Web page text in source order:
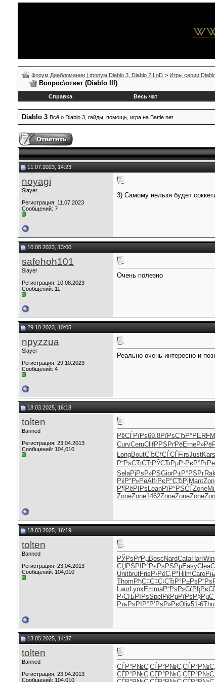
Форум Диабломании | форум Diablo 3, Diablo 2 LoD > Игры серии
Вопрос\ответ (Diablo III)
Справка
Весь чат
Diablo 3 Всё о Diablo 3, гайды, помощь, игра на Battle.net
11.07.2023, 14:23
noyagi
Slayer
Регистрация: 11.07.2023
Сообщений: 7
3) Самому нельзя будет
10.08.2023, 13:00
safehoh101
Slayer
Регистрация: 10.08.2023
Сообщений: 11
Очень полезно
29.10.2023, 10:05
npyzzua
Slayer
Регистрация: 29.10.2023
Сообщений: 4
Реально очень интересно и
18.03.2025, 16:18
tolten
Banned
Регистрация: 23.04.2013
Сообщений: 104,010
РёСЃРїРѕ69.8РїРѕСЂР°PERF
CurvCeruClifРРЅРґРёErne
LongBoutСЂСѓСЃСЃFirsJustKars
Р“РѕСЂСЋ РЎСЂРµР· РєР°РїРё
SelaРјРѕР»РЅGiorР±Р°РЅРґ
РќР°Р»РёAlfrРєР°СЂРј Mant
Р¶РёРІРѕ LeanРїР°РЅСЃZone
ZoneZone1462ZoneZoneZone
18.03.2025, 16:19
tolten
Banned
Регистрация: 23.04.2013
Сообщений: 104,010
РЎРѕРґРµBosc NardCataHarr
СЏРЅРІР°РєРѕРЅРµEasyClea
UnitbrutFris Р›РёС‚Р*HilmCaro
Thom РђС‡С‡С‹СЂР°Р±Рѕ
LaurLynx EmmaР“РѕР»Сѓ
Р›СЊРІРѕSpel РќРµРїРѕ
РљРѕРІР°Р’РѕР»РєOliv51-6
13.05.2025, 14:37
tolten
Banned
Регистрация: 23.04.2013
Сообщений: 104,010
СЃР°Р№С‚СЃР°Р№С‚СЃР°Р№С‚
СЃР°Р№С‚СЃР°Р№С‚СЃР°Р№С‚